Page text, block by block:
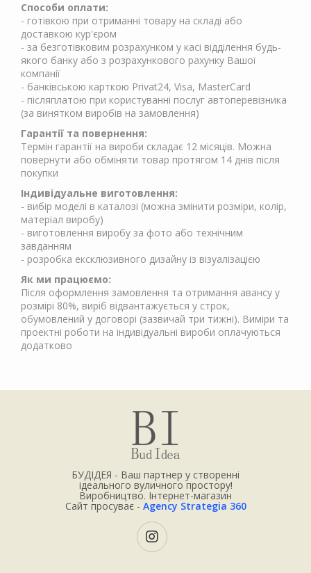
Способи оплати:
- готівкою при отриманні товару на складі або
доставкою кур'єром
- за безготівковим розрахунком у касі відділення будь-
якого банку або з розрахункового рахунку Вашої
компанії
- банківською карткою Privat24, Visa, MasterCard
- післяплатою при користуванні послуг автоперевізника
(за винятком виробів на замовлення)
Гарантії та повернення:
Термін гарантії на вироби складає 12 місяців. Можна
повернути або обміняти товар протягом 14 днів після
покупки
Індивідуальне виготовлення:
- вибір моделі в каталозі (можна змінити розміри, колір,
матеріал виробу)
- виготовлення виробу за фото або технічним
завданням
- розробка ексклюзивного дизайну із візуалізацією
Як ми працюємо:
Після оформлення замовлення та отримання авансу у
розмірі 80%, виріб відвантажується у строк,
обумовлений у договорі (зазвичай три тижні). Виміри та
проектні роботи на індивідуальні вироби оплачуються
додатково
БУДІДЕЯ - Ваш партнер у створенні
ідеального вуличного простору!
Виробництво. Інтернет-магазин
Сайт просуває - Agency Strategia 360